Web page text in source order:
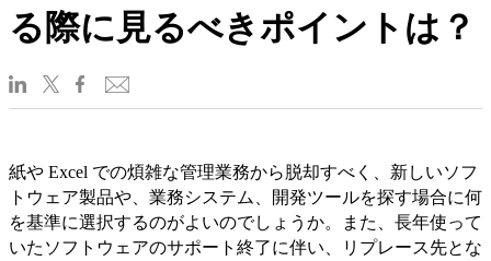
る際に見るべきポイントは？
紙や Excel での煩雑な管理業務から脱却すべく、新しいソフ
トウェア製品や、業務システム、開発ツールを探す場合に何
を基準に選択するのがよいのでしょうか。また、長年使って
いたソフトウェアのサポート終了に伴い、リプレース先とな